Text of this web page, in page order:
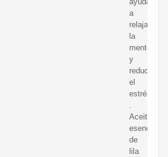
a
relajar
la
mente
y
reducir
el
estrés.
Aceite
esencial
de
lila